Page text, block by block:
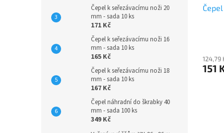
Čepel k seřezávacímu noži 20
mm - sada 10 ks
171 Kč
Čepel k seřezávacímu noži 16
mm - sada 10 ks
165 Kč
Čepel k seřezávacímu noži 18
mm - sada 10 ks
167 Kč
Čepel náhradní do škrabky 40
mm - sada 100 ks
349 Kč
124,79
151